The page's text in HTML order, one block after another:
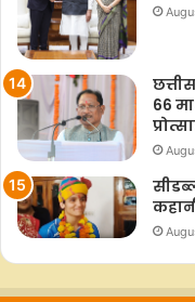
66